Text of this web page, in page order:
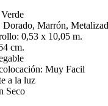
Marrón,
0,53 x 10,05 m.
cm.
Muy Facil
a la luz
Seco